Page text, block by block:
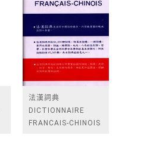
法漢詞典
DICTIONNAIRE
FRANCAIS-CHINOIS